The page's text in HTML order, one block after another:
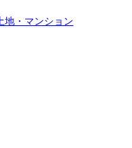
地・マンション